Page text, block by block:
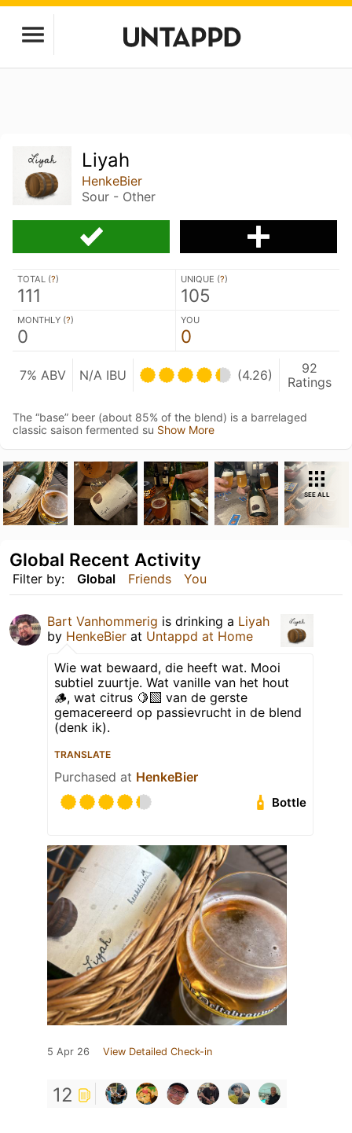
Liyah
HenkeBier
Sour - Other
TOTAL (?)
111
UNIQUE (?)
105
MONTHLY (?)
0
YOU
0
7% ABV N/A IBU (4.26)
92
Ratings
The “base” beer (about 85% of the blend) is a barrelaged
classic saison fermented su Show More
SEE ALL
Filter by: Global Friends You
Global Recent Activity
Bart Vanhommerig is drinking a Liyah
by HenkeBier at Untappd at Home
Wie wat bewaard, die heeft wat. Mooi
subtiel zuurtje. Wat vanille van het hout
🪵, wat citrus 🍋‍🟩 van de gerste
gemacereerd op passievrucht in de blend
(denk ik).
TRANSLATE
Purchased at HenkeBier
Bottle
5 Apr 26 View Detailed Check-in
12